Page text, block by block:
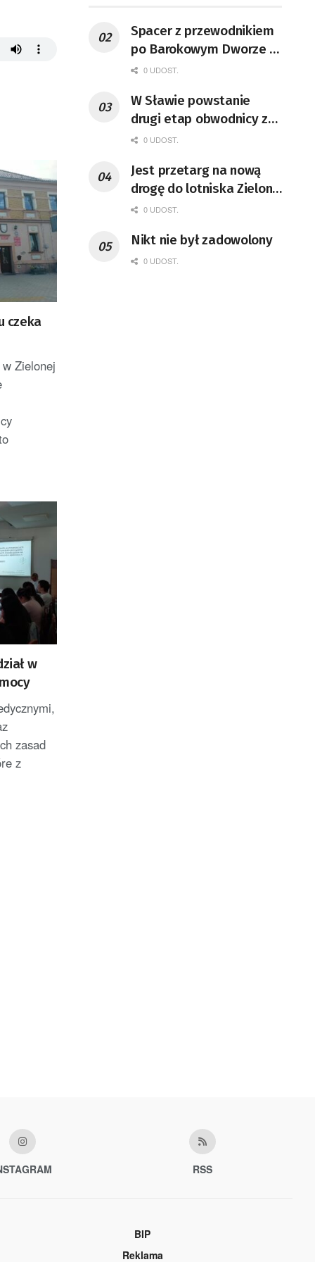
czeka
Zielonej
w
zasad
z
Spacer z przewodnikiem
po Barokowym Dworze w
Ochli [ZDJĘCIA]
0 UDOST.
W Sławie powstanie
drugi etap obwodnicy z
drogami do miasta
0 UDOST.
Jest przetarg na nową
drogę do lotniska Zielona
Góra-Babimost
0 UDOST.
Nikt nie był zadowolony
0 UDOST.
RSS
BIP
Reklama